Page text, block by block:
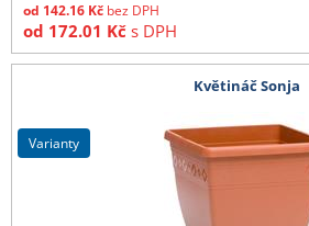
od 142.16 Kč bez DPH
od 172.01 Kč s DPH
Květináč Sonja
varianty